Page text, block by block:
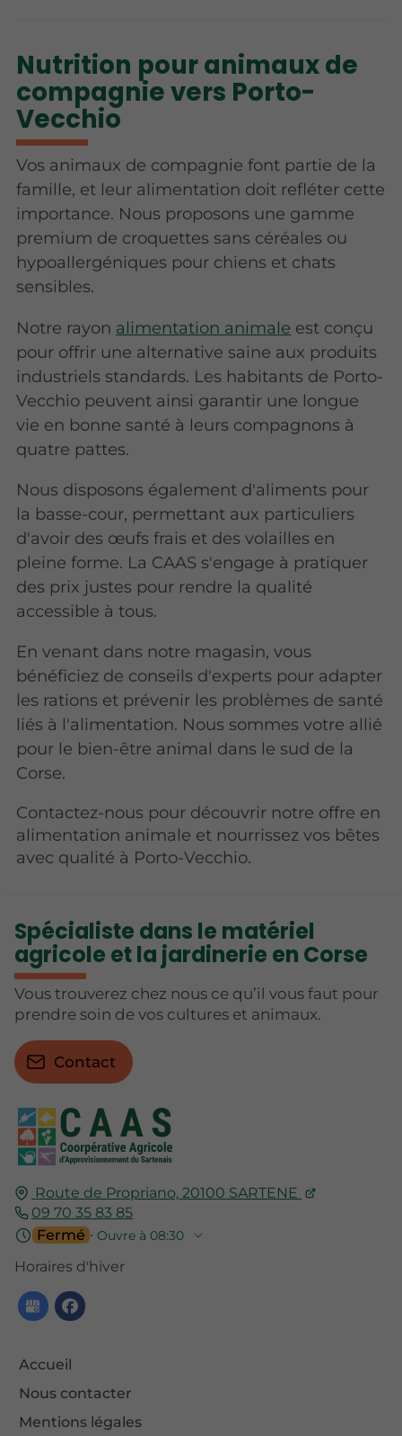
Nutrition pour animaux de
compagnie vers Porto-
Vecchio
Vos animaux de compagnie font partie de la
famille, et leur alimentation doit refléter cette
importance. Nous proposons une gamme
premium de croquettes sans céréales ou
hypoallergéniques pour chiens et chats
sensibles.
Notre rayon alimentation animale est conçu
pour offrir une alternative saine aux produits
industriels standards. Les habitants de Porto-
Vecchio peuvent ainsi garantir une longue
vie en bonne santé à leurs compagnons à
quatre pattes.
Nous disposons également d'aliments pour
la basse-cour, permettant aux particuliers
d'avoir des œufs frais et des volailles en
pleine forme. La CAAS s'engage à pratiquer
des prix justes pour rendre la qualité
accessible à tous.
En venant dans notre magasin, vous
bénéficiez de conseils d'experts pour adapter
les rations et prévenir les problèmes de santé
liés à l'alimentation. Nous sommes votre allié
pour le bien-être animal dans le sud de la
Corse.
Contactez-nous pour découvrir notre offre en
alimentation animale et nourrissez vos bêtes
avec qualité à Porto-Vecchio.
Route de Propriano, 20100 SARTENE
09 70 35 83 85
Fermé ⋅ Ouvre à 08:30
Horaires d'hiver
Accueil
Nous contacter
Mentions légales
Spécialiste dans le matériel
agricole et la jardinerie en Corse
Vous trouverez chez nous ce qu’il vous faut pour
prendre soin de vos cultures et animaux.
Contact